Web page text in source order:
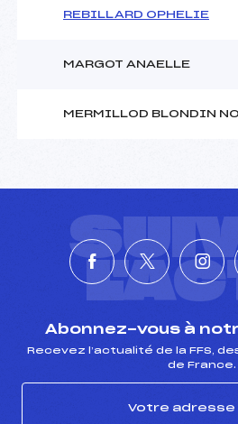
REBILLARD OPHELIE
MARGOT ANAELLE
MERMILLOD BLONDIN
Abonnez-vous à
Recevez l’actualité de la FFS,
de France.